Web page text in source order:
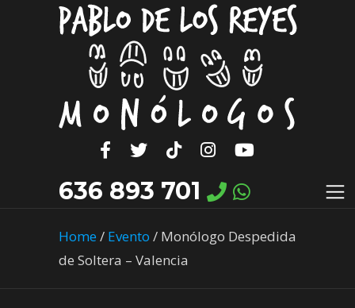
636 893 701
Home/ Evento / Monólogo Despedida
de Soltera – Valencia